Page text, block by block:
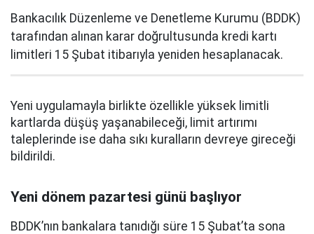
Bankacılık Düzenleme ve Denetleme Kurumu (BDDK)
tarafından alınan karar doğrultusunda kredi kartı
limitleri 15 Şubat itibarıyla yeniden hesaplanacak.
Yeni uygulamayla birlikte özellikle yüksek limitli
kartlarda düşüş yaşanabileceği, limit artırımı
taleplerinde ise daha sıkı kuralların devreye gireceği
bildirildi.
Yeni dönem pazartesi günü başlıyor
BDDK’nın bankalara tanıdığı süre 15 Şubat’ta sona